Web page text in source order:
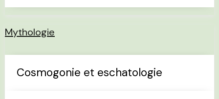
Mythologie
Cosmogonie et eschatologie